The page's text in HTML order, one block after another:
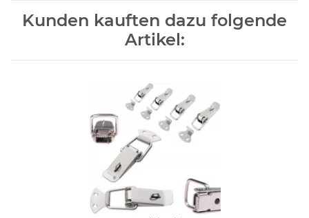
Kunden kauften dazu folgende
Artikel: